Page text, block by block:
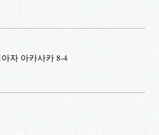
자 아카사카 8-4